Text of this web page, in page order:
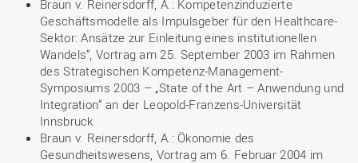
Braun v. Reinersdorff, A.: Kompetenzinduzierte
Geschäftsmodelle als Impulsgeber für den Healthcare-
Sektor: Ansätze zur Einleitung eines institutionellen
Wandels“, Vortrag am 25. September 2003 im Rahmen
des Strategischen Kompetenz-Management-
Symposiums 2003 – „State of the Art – Anwendung und
Integration“ an der Leopold-Franzens-Universität
Innsbruck
Braun v. Reinersdorff, A.: Ökonomie des
Gesundheitswesens, Vortrag am 6. Februar 2004 im